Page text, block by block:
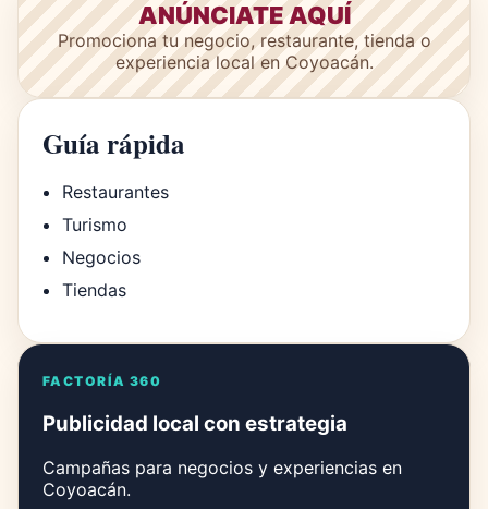
ANÚNCIATE AQUÍ
Promociona tu negocio, restaurante, tienda o
experiencia local en Coyoacán.
Guía rápida
Restaurantes
Turismo
Negocios
Tiendas
FACTORÍA 360
Publicidad local con estrategia
Campañas para negocios y experiencias en
Coyoacán.